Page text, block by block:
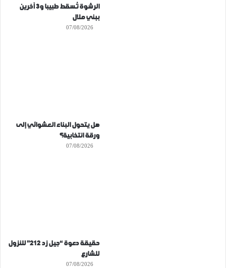
الرشوة تُسقط طبيبا و3 آخرين
ببني ملال
07/08/2026
هل يتحول البناء العشوائي إلى
ورقة انتخابية؟
07/08/2026
حقيقة دعوة “جيل زد 212” للنزول
للشارع
07/08/2026